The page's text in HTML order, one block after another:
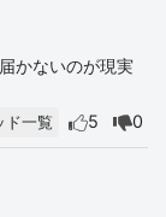
かないのが現実
ド一覧 5 0